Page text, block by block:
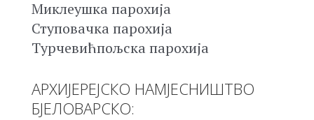
Миклеушка парохија
Ступовачка парохија
Турчевићпољска парохија
АРХИЈЕРЕЈСКО НАМЈЕСНИШТВО
БЈЕЛОВАРСКО: